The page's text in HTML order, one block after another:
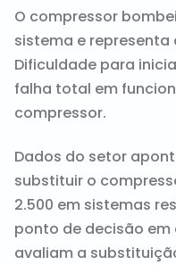
O compressor
sistema e
Dificuldade para
falha total em
compressor.
Dados do setor
substituir o
2.500 em sistemas
ponto de decisão
avaliam a